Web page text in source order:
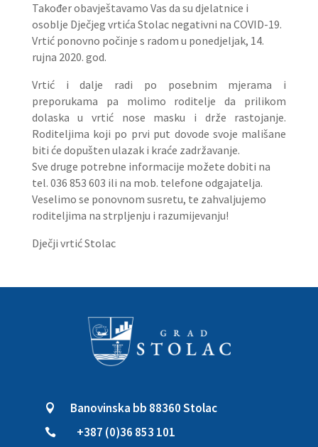
Također obavještavamo Vas da su djelatnice i
osoblje Dječjeg vrtića Stolac negativni na COVID-19.
Vrtić ponovno počinje s radom u ponedjeljak, 14.
rujna 2020. god.
Vrtić i dalje radi po posebnim mjerama i
preporukama pa molimo roditelje da prilikom
dolaska u vrtić nose masku i drže rastojanje.
Roditeljima koji po prvi put dovode svoje mališane
biti će dopušten ulazak i kraće zadržavanje.
Sve druge potrebne informacije možete dobiti na
tel. 036 853 603 ili na mob. telefone odgajatelja.
Veselimo se ponovnom susretu, te zahvaljujemo
roditeljima na strpljenju i razumijevanju!
Dječji vrtić Stolac
 Banovinska bb 88360 Stolac
 +387 (0)36 853 101